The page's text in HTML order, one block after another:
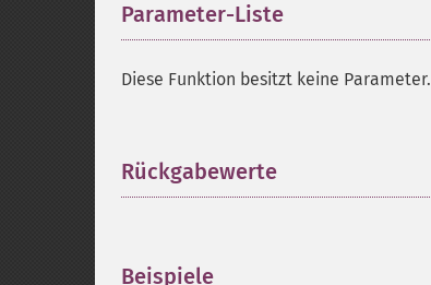
Parameter-Liste
Diese Funktion besitzt keine Parameter.
Rückgabewerte
Beispiele